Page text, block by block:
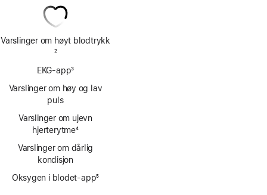
Varslinger om høyt blodtrykk
2
EKG-app3
Varslinger om høy og lav
puls
Varslinger om ujevn
hjerterytme4
Varslinger om dårlig
kondisjon
Oksygen i blodet-app5